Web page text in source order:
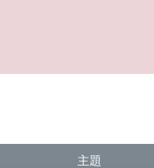
主題